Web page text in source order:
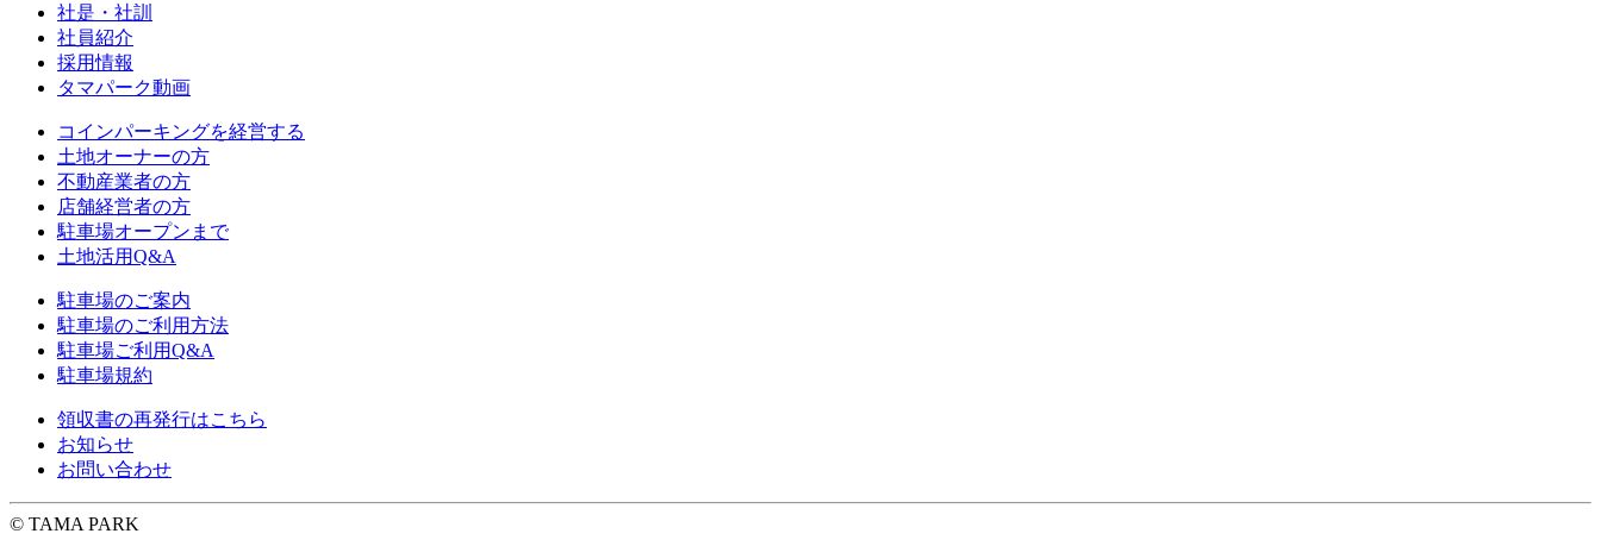
社是・社訓
社員紹介
採用情報
タマパーク動画
コインパーキングを経営する
土地オーナーの方
不動産業者の方
店舗経営者の方
駐車場オープンまで
土地活用Q&A
駐車場のご案内
駐車場のご利用方法
駐車場ご利用Q&A
駐車場規約
領収書の再発行はこちら
お知らせ
お問い合わせ
© TAMA PARK